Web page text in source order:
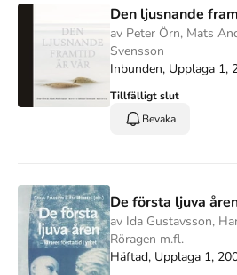
Den ljusnande
av Peter Örn, Mats
Svensson
Inbunden, Upplaga 1,
Tillfälligt slut
Bevaka
De första ljuva
av Ida Gustavsson,
Röragen m.fl.
Häftad, Upplaga 1,